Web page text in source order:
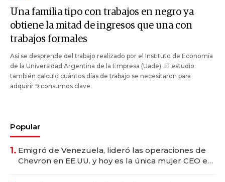
Una familia tipo con trabajos en negro ya
obtiene la mitad de ingresos que una con
trabajos formales
Así se desprende del trabajo realizado por el Instituto de Economía
de la Universidad Argentina de la Empresa (Uade). El estudio
también calculó cuántos días de trabajo se necesitaron para
adquirir 9 consumos clave.
Popular
1. Emigró de Venezuela, lideró las operaciones de
Chevron en EE.UU. y hoy es la única mujer CEO en